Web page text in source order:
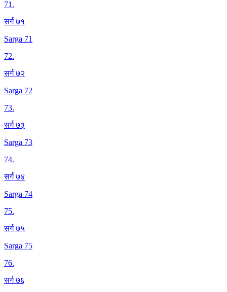
71.
सर्ग ७१
Sarga 71
72.
सर्ग ७२
Sarga 72
73.
सर्ग ७३
Sarga 73
74.
सर्ग ७४
Sarga 74
75.
सर्ग ७५
Sarga 75
76.
सर्ग ७६